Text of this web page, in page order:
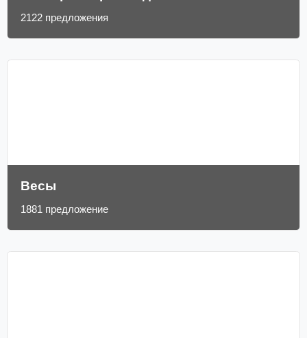
2122 предложения
Весы
1881 предложение